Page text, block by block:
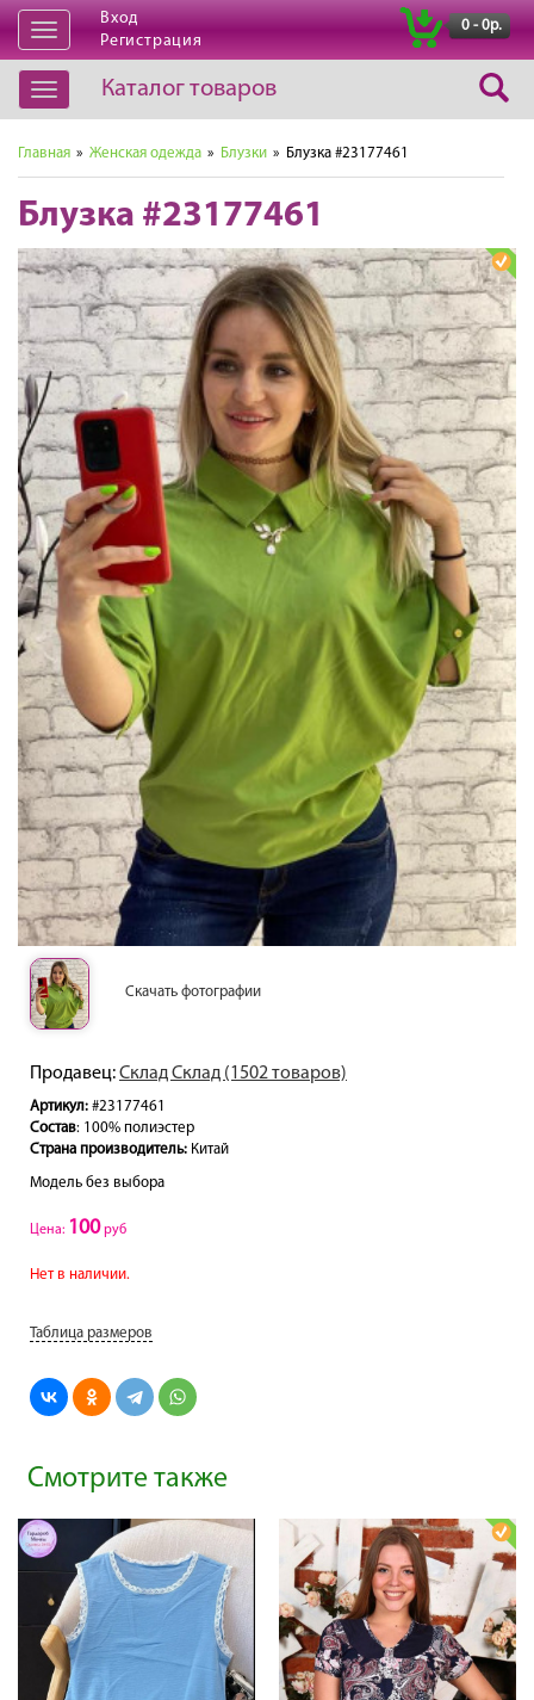
Открыть
навигацию
Вход
Регистрация
0 - 0р.
Открыть
навигацию
Каталог товаров
Главная » Женская одежда » Блузки » Блузка #23177461
Блузка #23177461
Скачать фотографии
Продавец:Склад Склад (1502 товаров)
Артикул: #23177461
Состав: 100% полиэстер
Страна производитель: Китай
Модель без выбора
Цена: 100руб
Нет в наличии.
Таблица размеров
Смотрите также